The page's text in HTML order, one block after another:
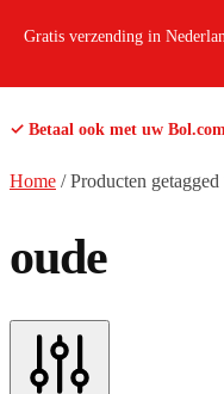
Gratis verzending in
✓ Betaal ook met uw
Home /Producten getagged
oude